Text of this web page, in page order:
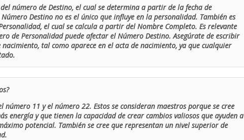
número de Destino, el cual se determina a partir de la fecha de
Destino no es el único que influye en la personalidad. También es
el cual se calcula a partir del Nombre Completo. Es relevante
de Personalidad puede afectar el Número Destino. Asegúrate de escribir
tal como aparece en el acta de nacimiento, ya que cualquier
número 11 y el número 22. Estos se consideran maestros porque se cree
energía y que tienen la capacidad de crear cambios valiosos que ayuden a
potencial. También se cree que representan un nivel superior de